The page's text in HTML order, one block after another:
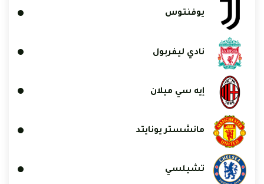
يوفنتوس
نادي ليفربول
إيه سي ميلان
مانشستر يونايتد
تشيلسي